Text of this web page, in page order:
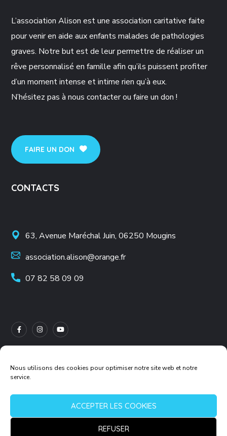
Nous utilisons des cookies pour optimiser notre site web et notre
service.
ACCEPTER LES COOKIES
REFUSER
L’association Alison est une association caritative faite
pour venir en aide aux enfants malades de pathologies
graves. Notre but est de leur permettre de réaliser un
rêve personnalisé en famille afin qu’ils puissent profiter
d’un moment intense et intime rien qu’à eux.
N’hésitez pas à nous contacter ou faire un don !
FAIRE UN DON
CONTACTS
63, Avenue Maréchal Juin, 06250 Mougins
association.alison@orange.fr
07 82 58 09 09
Mentions légales
Politique de cookies